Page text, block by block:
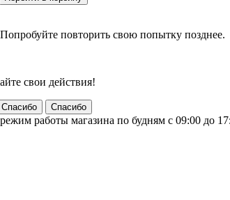
повторить свою попытку позднее.
свои действия!
Спасибо Спасибо
работы магазина по будням с 09:00 до